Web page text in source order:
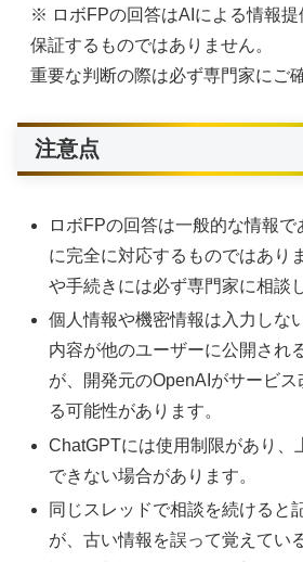
※ ロボFPの回答はAIによる情報提
保証するものではありません。
重要な判断の際は必ず専門家にご
注意点
ロボFPの回答は一般的な情報
に完全に対応するものではあり
や手続きには必ず専門家に相談
個人情報や機密情報は入力しな
内容が他のユーザーに公開され
が、開発元のOpenAIがサービ
る可能性があります。
ChatGPTには使用制限があり、
できない場合があります。
同じスレッドで相談を続けると
が、古い情報を誤って覚えてい